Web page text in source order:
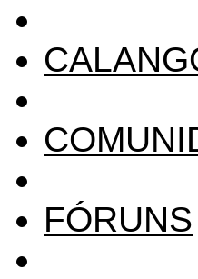
FÓRUNS